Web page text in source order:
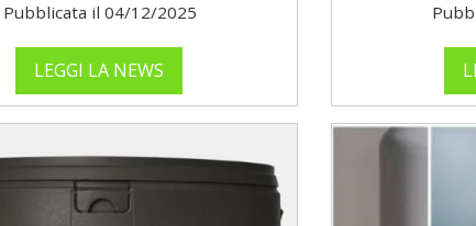
Pubblicata il 04/12/2025
LEGGI LA NEWS